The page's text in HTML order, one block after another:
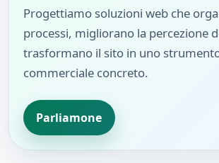
Progettiamo soluzioni web che
processi, migliorano la percezione
trasformano il sito in uno
commerciale concreto.
Parliamone